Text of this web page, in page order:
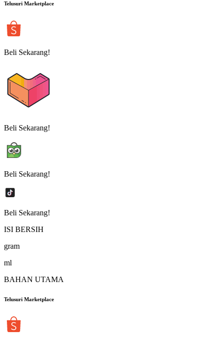
Telusuri Marketplace
Beli Sekarang!
Beli Sekarang!
Beli Sekarang!
Beli Sekarang!
ISI BERSIH
gram
ml
BAHAN UTAMA
Telusuri Marketplace